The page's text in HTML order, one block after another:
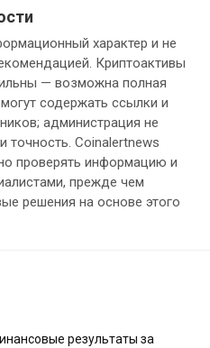
характер и не
Криптоактивы
— возможна полная
содержать ссылки и
администрация не
точность. Coinalertnews
проверять информацию и
прежде чем
решения на основе этого
результаты за